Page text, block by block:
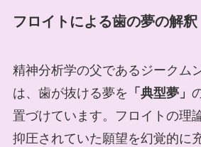
フロイトによる歯の夢の解釈
精神分析学の父であるジークム
は、歯が抜ける夢を 「典型夢」
置づけています。フロイトの理
抑圧されていた願望を幻覚的に